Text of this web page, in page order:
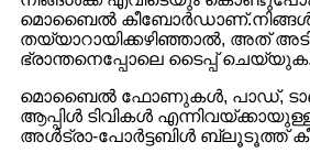
മൊബൈൽ
തയ്യാറായിക്കഴിഞ്ഞാൽ, അത്
ഭ്രാന്തനെപ്പോലെ ടൈപ്പ് ചെയ്യുക.
മൊബൈൽ ഫോണുകൾ, പാഡ്,
ആപ്പിൾ ടിവികൾ
അൾട്രാ-പോർട്ടബിൾ ബ്ലൂടൂത്ത്